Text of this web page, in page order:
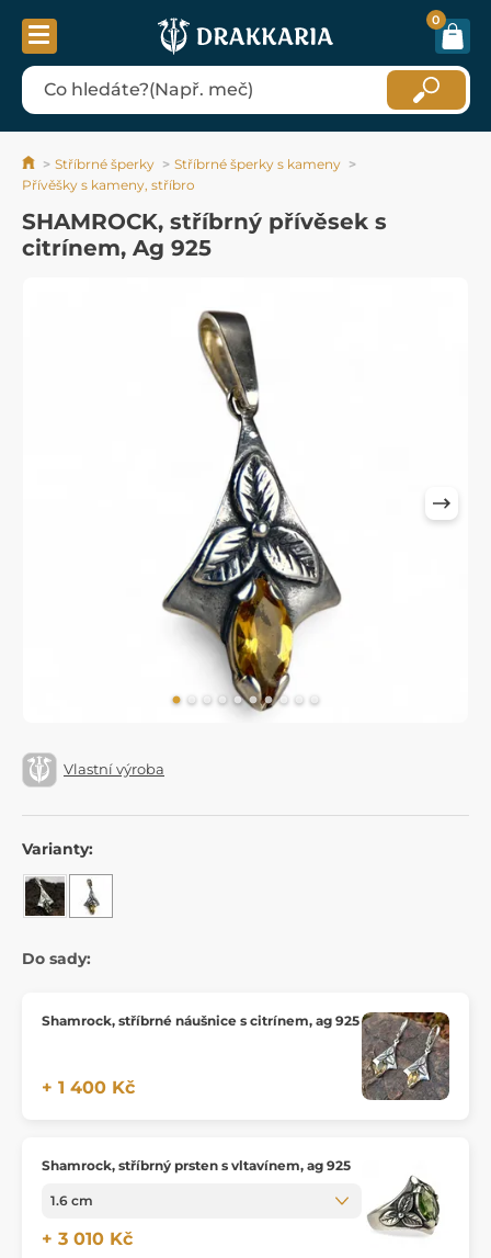
0
Stříbrné šperky
Stříbrné šperky s kameny
Přívěšky s kameny, stříbro
SHAMROCK, stříbrný přívěsek s
citrínem, Ag 925
Vlastní výroba
Varianty:
Do sady:
Shamrock, stříbrné náušnice s citrínem, ag 925
+ 1 400 Kč
Shamrock, stříbrný prsten s vltavínem, ag 925
+ 3 010 Kč